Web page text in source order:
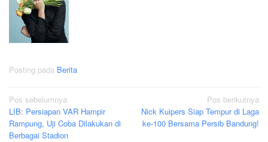
Posting pada Berita
Navigasi
pos
Pos sebelumnya
LIB: Persiapan VAR Hampir
Rampung, Uji Coba Dilakukan di
Berbagai Stadion
Pos berikutnya
Nick Kuipers Siap Tempur di Laga
ke-100 Bersama Persib Bandung!